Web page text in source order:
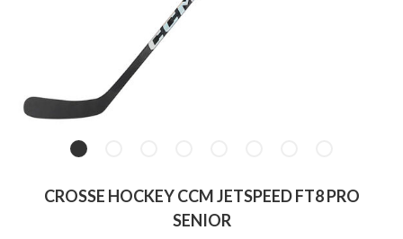
CROSSE HOCKEY CCM JETSPEED FT8 PRO
SENIOR